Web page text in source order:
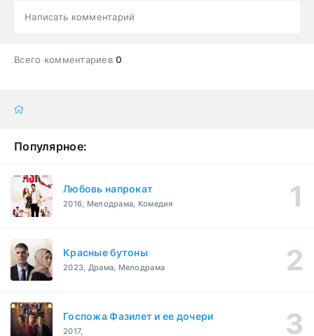
Написать комментарий
Всего комментариев0
Популярное:
Любовь напрокат
2016, Мелодрама, Комедия
Красные бутоны
2023, Драма, Мелодрама
Госпожа Фазилет и ее дочери
2017,